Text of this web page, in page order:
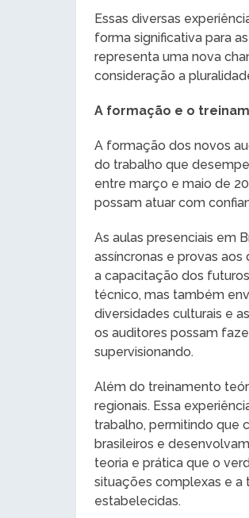
Essas diversas
forma significativa para
representa uma nova
consideração a
A formação e o
A formação dos novos
do trabalho que
entre março e maio de
possam atuar com
As aulas presenciais em
assíncronas e provas
a capacitação dos
técnico, mas também
diversidades culturais e
os auditores possam
supervisionando.
Além do treinamento
regionais. Essa
trabalho, permitindo que
brasileiros e
teoria e prática que o
situações complexas e a
estabelecidas.